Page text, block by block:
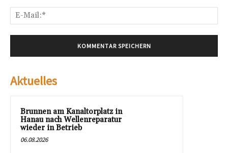
Aktuelles
Brunnen am Kanaltorplatz in
Hanau nach Wellenreparatur
wieder in Betrieb
06.08.2026